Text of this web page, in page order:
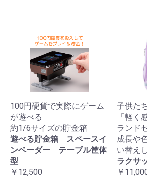
100円硬貨で実際にゲーム
が遊べる
約1/6サイズの貯金箱
遊べる貯金箱 スペースイ
ンベーダー テーブル筐体
型
￥12,500
子供た
「軽く
ランド
成長や
い替え
ラクサ
￥